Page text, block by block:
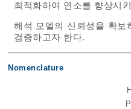
최적화하여 연소를 향상시
해석 모델의 신뢰성을 확
검증하고자 한다.
Nomenclature